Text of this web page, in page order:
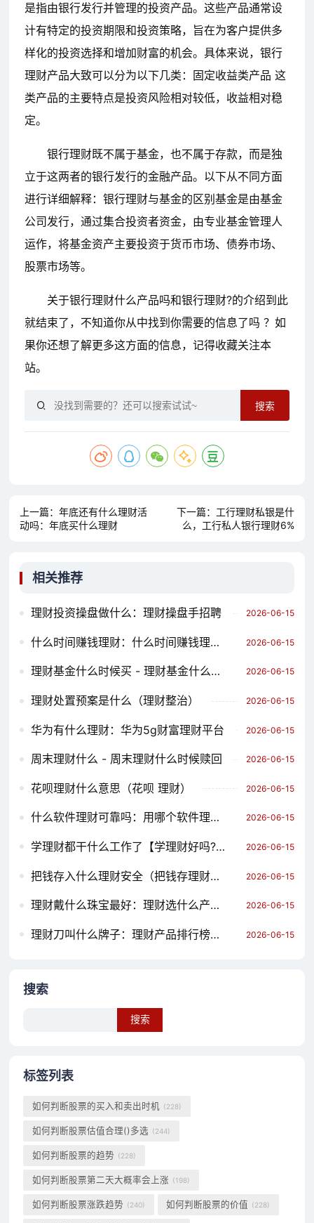
是指由银行发行并管理的投资产品。这些产品通常设
计有特定的投资期限和投资策略，旨在为客户提供多
样化的投资选择和增加财富的机会。具体来说，银行
理财产品大致可以分为以下几类：固定收益类产品 这
类产品的主要特点是投资风险相对较低，收益相对稳
定。
银行理财既不属于基金，也不属于存款，而是独
立于这两者的银行发行的金融产品。以下从不同方面
进行详细解释：银行理财与基金的区别基金是由基金
公司发行，通过集合投资者资金，由专业基金管理人
运作，将基金资产主要投资于货币市场、债券市场、
股票市场等。
关于银行理财什么产品吗和银行理财?的介绍到此
就结束了，不知道你从中找到你需要的信息了吗 ？如
果你还想了解更多这方面的信息，记得收藏关注本
站。
搜索
上一篇： 年底还有什么理财活
动吗：年底买什么理财
下一篇： 工行理财私银是什
么，工行私人银行理财6%
相关推荐
理财投资操盘做什么：理财操盘手招聘 2026-06-15
什么时间赚钱理财：什么时间赚钱理财最好 2026-06-15
理财基金什么时候买 - 理财基金什么时候买最好 2026-06-15
理财处置预案是什么（理财整治） 2026-06-15
华为有什么理财：华为5g财富理财平台 2026-06-15
周末理财什么 - 周末理财什么时候赎回 2026-06-15
花呗理财什么意思（花呗 理财） 2026-06-15
什么软件理财可靠吗：用哪个软件理财最好 2026-06-15
学理财都干什么工作了【学理财好吗?】 2026-06-15
把钱存入什么理财安全（把钱存理财安全吗） 2026-06-15
理财戴什么珠宝最好：理财选什么产品比较好 2026-06-15
理财刀叫什么牌子：理财产品排行榜前十名 2026-06-15
搜索
标签列表
如何判断股票的买入和卖出时机 (228)
如何判断股票估值合理()多选 (244)
如何判断股票的趋势 (228)
如何判断股票第二天大概率会上涨 (198)
如何判断股票涨跌趋势 (240) 如何判断股票的价值 (228)